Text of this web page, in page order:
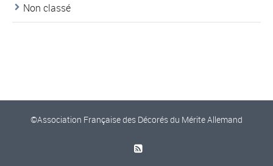
Non classé
©Association Française des Décorés du Mérite Allemand